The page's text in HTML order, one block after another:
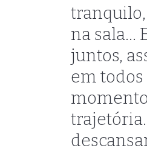
tranquilo,
na sala...
juntos,
em todos